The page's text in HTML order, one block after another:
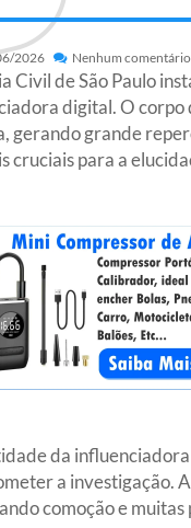
2026 Nenhum comentário
Civil de São Paulo
digital. O corpo
gerando grande
cruciais para a
da
a investigação.
comoção e